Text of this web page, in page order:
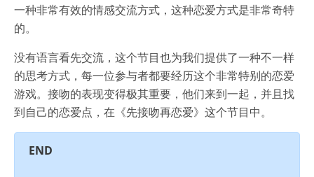
一种非常有效的情感交流方式，这种恋爱方式是非常奇特
的。
没有语言看先交流，这个节目也为我们提供了一种不一样
的思考方式，每一位参与者都要经历这个非常特别的恋爱
游戏。接吻的表现变得极其重要，他们来到一起，并且找
到自己的恋爱点，在《先接吻再恋爱》这个节目中。
END